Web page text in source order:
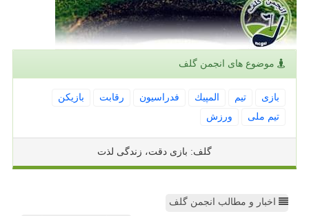
موضوع های انجمن گلف
بازی تیم المپیك فدراسیون رقابت
بازیكن
تیم ملی
ورزش
گلف: بازی دقت، زندگی لذت
اخبار و مطالب انجمن گلف